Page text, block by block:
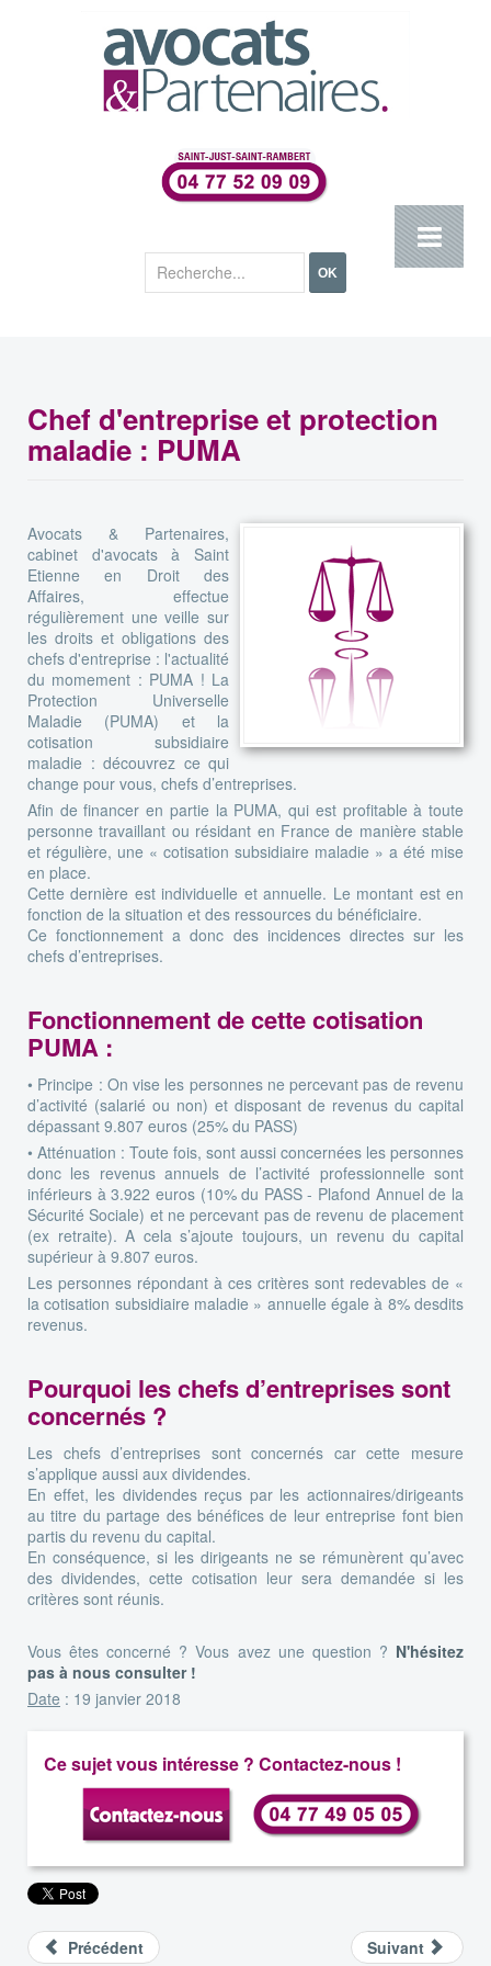
OK
Chef d'entreprise et protection
maladie : PUMA
Avocats & Partenaires,
cabinet d'avocats à Saint
Etienne en Droit des
Affaires, effectue
régulièrement une veille sur
les droits et obligations des
chefs d'entreprise : l'actualité
du momement : PUMA ! La
Protection Universelle
Maladie (PUMA) et la
cotisation subsidiaire
maladie : découvrez ce qui
change pour vous, chefs d’entreprises.
Afin de financer en partie la PUMA, qui est profitable à toute
personne travaillant ou résidant en France de manière stable
et régulière, une « cotisation subsidiaire maladie » a été mise
en place.
Cette dernière est individuelle et annuelle. Le montant est en
fonction de la situation et des ressources du bénéficiaire.
Ce fonctionnement a donc des incidences directes sur les
chefs d’entreprises.
Fonctionnement de cette cotisation
PUMA :
• Principe : On vise les personnes ne percevant pas de revenu
d’activité (salarié ou non) et disposant de revenus du capital
dépassant 9.807 euros (25% du PASS)
• Atténuation : Toute fois, sont aussi concernées les personnes
donc les revenus annuels de l’activité professionnelle sont
inférieurs à 3.922 euros (10% du PASS - Plafond Annuel de la
Sécurité Sociale) et ne percevant pas de revenu de placement
(ex retraite). A cela s’ajoute toujours, un revenu du capital
supérieur à 9.807 euros.
Les personnes répondant à ces critères sont redevables de «
la cotisation subsidiaire maladie » annuelle égale à 8% desdits
revenus.
Pourquoi les chefs d’entreprises sont
concernés ?
Les chefs d’entreprises sont concernés car cette mesure
s’applique aussi aux dividendes.
En effet, les dividendes reçus par les actionnaires/dirigeants
au titre du partage des bénéfices de leur entreprise font bien
partis du revenu du capital.
En conséquence, si les dirigeants ne se rémunèrent qu’avec
des dividendes, cette cotisation leur sera demandée si les
critères sont réunis.
Vous êtes concerné ? Vous avez une question ? N'hésitez
pas à nous consulter !
Date : 19 janvier 2018
Ce sujet vous intéresse ? Contactez-nous !
Précédent Suivant